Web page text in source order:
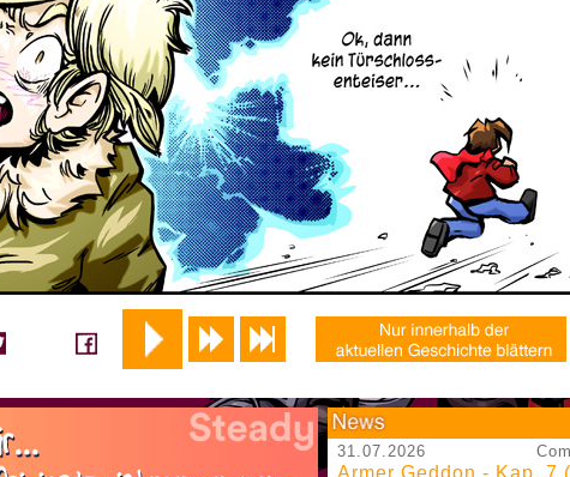
31.07.2026
Armer Geddon - Kap. 7